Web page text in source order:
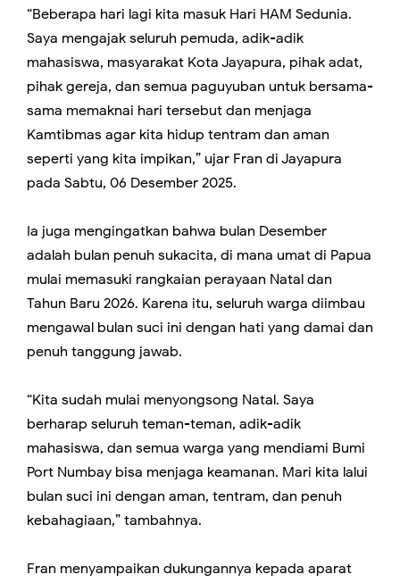
“Beberapa hari lagi kita masuk Hari HAM Sedunia.
Saya mengajak seluruh pemuda, adik-adik
mahasiswa, masyarakat Kota Jayapura, pihak adat,
pihak gereja, dan semua paguyuban untuk bersama-
sama memaknai hari tersebut dan menjaga
Kamtibmas agar kita hidup tentram dan aman
seperti yang kita impikan,” ujar Fran di Jayapura
pada Sabtu, 06 Desember 2025.
Ia juga mengingatkan bahwa bulan Desember
adalah bulan penuh sukacita, di mana umat di Papua
mulai memasuki rangkaian perayaan Natal dan
Tahun Baru 2026. Karena itu, seluruh warga diimbau
mengawal bulan suci ini dengan hati yang damai dan
penuh tanggung jawab.
“Kita sudah mulai menyongsong Natal. Saya
berharap seluruh teman-teman, adik-adik
mahasiswa, dan semua warga yang mendiami Bumi
Port Numbay bisa menjaga keamanan. Mari kita lalui
bulan suci ini dengan aman, tentram, dan penuh
kebahagiaan,” tambahnya.
Fran menyampaikan dukungannya kepada aparat